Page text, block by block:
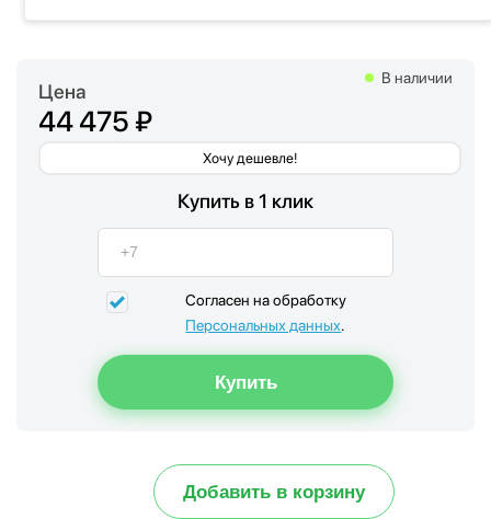
Цена
44 475 ₽
Хочу дешевле!
В наличии
Купить в 1 клик
Согласен на обработку
Персональных данных.
Добавить в корзину